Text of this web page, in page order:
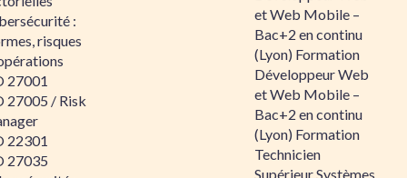
:
risques
27001
27005 / Risk
22301
27035
et Web Mobile –
Bac+2 en continu
(Lyon) Formation
Développeur Web
et Web Mobile –
Bac+2 en continu
(Lyon) Formation
Technicien
Supérieur Systèmes